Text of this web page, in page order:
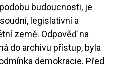
budoucnosti, je
legislativní a
země. Odpověď na
do archivu přístup, byla
demokracie. Před